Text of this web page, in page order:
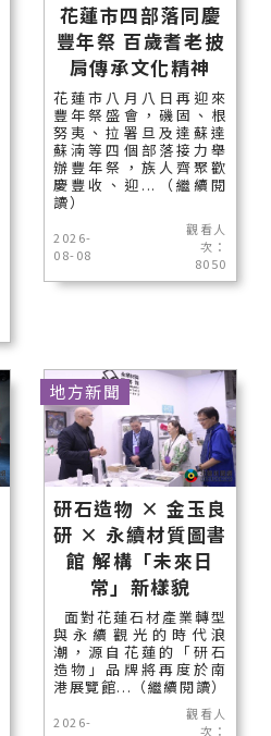
花蓮市四部落同慶
豐年祭 百歲耆老披
肩傳承文化精神
花蓮市八月八日再迎來
豐年祭盛會，磯固、根
努夷、拉署旦及達蘇達
蘇湳等四個部落接力舉
辦豐年祭，族人齊聚歡
慶豐收、迎...（繼續閱
讀）
2026-
08-08
觀看人
次：
8050
研石造物 × 金玉良
研 × 永續材質圖書
館 解構「未來日
常」新樣貌
面對花蓮石材產業轉型
與永續觀光的時代浪
潮，源自花蓮的「研石
造物」品牌將再度於南
港展覽館...（繼續閱讀）
2026-
觀看人
次：
地方新聞